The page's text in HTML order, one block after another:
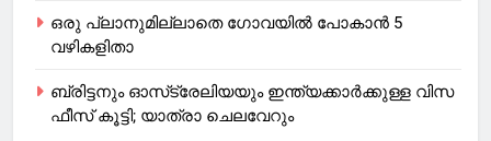
ഒരു പ്ലാനുമില്ലാതെ ഗോവയില്‍ പോകാൻ 5
വഴികളിതാ
ബ്രിട്ടനും ഓസ്‌ട്രേലിയയും ഇന്ത്യക്കാര്‍ക്കുള്ള വിസ
ഫീസ് കൂട്ടി; യാത്രാ ചെലവേറും